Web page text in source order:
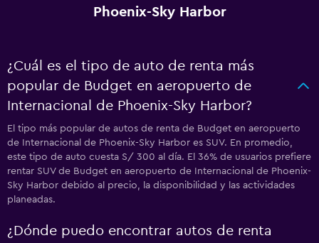
Phoenix-Sky Harbor
¿Cuál es el tipo de auto de renta más
popular de Budget en aeropuerto de
Internacional de Phoenix-Sky Harbor?
El tipo más popular de autos de renta de Budget en aeropuerto
de Internacional de Phoenix-Sky Harbor es SUV. En promedio,
este tipo de auto cuesta S/ 300 al día. El 36% de usuarios prefiere
rentar SUV de Budget en aeropuerto de Internacional de Phoenix-
Sky Harbor debido al precio, la disponibilidad y las actividades
planeadas.
¿Dónde puedo encontrar autos de renta